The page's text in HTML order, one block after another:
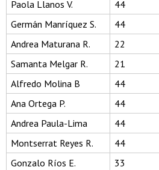
Paola Llanos V. 44
Germán Manríquez S.
44
Andrea Maturana R.
22
Samanta Melgar R.
21
Alfredo Molina B
44
Ana Ortega P.
44
Andrea Paula-Lima
44
Montserrat Reyes R.
44
Gonzalo Ríos E.
33